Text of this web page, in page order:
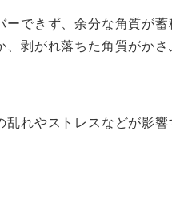
できず、余分な角質が蓄
剥がれ落ちた角質がか
れやストレスなどが影響